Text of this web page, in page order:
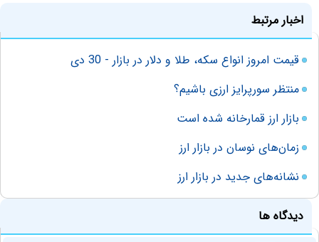
اخبار مرتبط
قیمت امروز انواع سکه، طلا و دلار در بازار - 30 دی
منتظر سورپرایز ارزی باشیم؟
بازار ارز قمارخانه شده است
زمان‌های نوسان در بازار ارز
نشانه‌های جدید در بازار ارز
دیدگاه ها